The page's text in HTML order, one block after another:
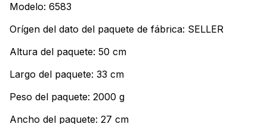
Modelo: 6583
Orígen del dato del paquete de fábrica: SELLER
Altura del paquete: 50 cm
Largo del paquete: 33 cm
Peso del paquete: 2000 g
Ancho del paquete: 27 cm